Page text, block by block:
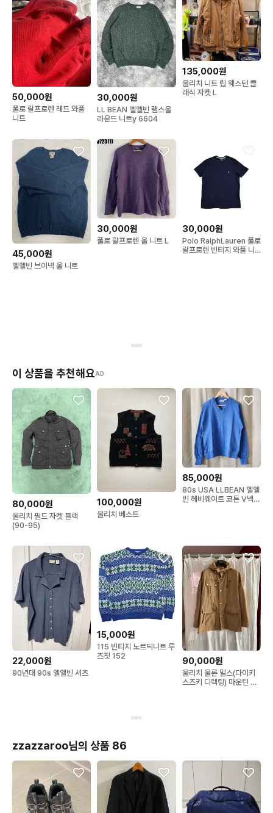
50,000원
폴로 랄프로렌 레드 와플
니트
30,000원
LL BEAN 엘엘빈 램스울
라운드 니트y 6604
135,000원
울리치 니트 립 웨스턴 클
래식 자켓 L
45,000원
엘엘빈 브이넥 울 니트
30,000원
폴로 랄프로렌 울 니트 L
30,000원
Polo RalphLauren 폴로
랄프로렌 빈티지 와플 니
이 상품을 추천해요AD
80,000원
울리치 필드 자켓 블랙
(90-95)
100,000원
울리치 베스트
85,000원
80s USA LLBEAN 엘엘
빈 헤비웨이트 코튼 V넥
22,000원
90년대 90s 엘엘빈 셔츠
15,000원
115 빈티지 노르딕니트 루
즈핏 152
90,000원
울리치 울른 밀스(다이키
스즈키 디렉팅) 마운틴 파
zzazzaroo님의 상품 86